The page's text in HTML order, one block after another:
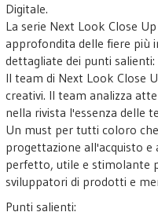
Digitale.
La serie Next Look Close
approfondita delle fiere più
dettagliate dei punti
Il team di Next Look Close
creativi. Il team analizza
nella rivista l'essenza delle
Un must per tutti coloro
progettazione all'acquisto
perfetto, utile e stimolante
sviluppatori di prodotti e
Punti salienti: